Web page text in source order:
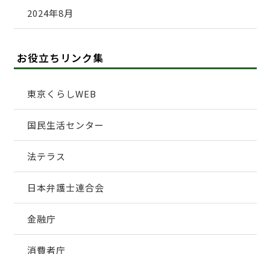
2024年8月
お役立ちリンク集
東京くらしWEB
国民生活センター
法テラス
日本弁護士連合会
金融庁
消費者庁